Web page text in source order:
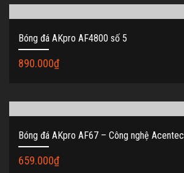
Bóng đá AKpro AF4800 số 5
890.000₫
Bóng đá AKpro AF67 – Công nghệ Acentec
659.000₫